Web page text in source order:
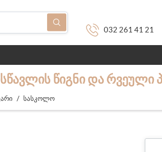
032 261 41 21
ᲬᲘᲒᲜᲘ ᲓᲐ ᲠᲕᲔᲣᲚᲘ
/ სასკოლო